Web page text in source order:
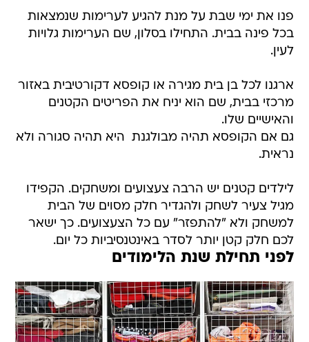
פנו את ימי שבת על מנת להגיע לערימות שנמצאות
בכל פינה בבית. התחילו בסלון, שם הערימות גלויות
לעין.
ארגנו לכל בן בית מגירה או קופסא דקורטיבית באזור
מרכזי בבית, שם הוא יניח את הפריטים הקטנים
והאישיים שלו.
גם אם הקופסא תהיה מבולגנת  היא תהיה סגורה ולא
נראית.
לילדים קטנים יש הרבה צעצועים ומשחקים. הקפידו
מגיל צעיר לשחק ולהגדיר חלק מסוים של הבית
למשחק ולא "להתפזר" עם כל הצעצועים. כך ישאר
לכם חלק קטן יותר לסדר באינטנסיביות כל יום.
לפני תחילת שנת הלימודים